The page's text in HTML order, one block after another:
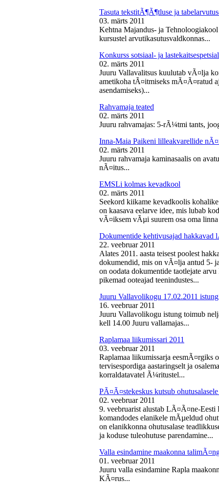
Tasuta tekstitÃ¶Ã¶tluse ja
03. märts 2011
Kehtna Majandus- ja
kursustel arvutikasutusvaldkonnas...
Konkurss sotsiaal- ja
02. märts 2011
Juuru Vallavalitsus kuulutab vÃ¤lja
ametikoha tÃ¤itmiseks mÃ¤Ã¤ratud
asendamiseks)...
Rahvamaja teated
02. märts 2011
Juuru rahvamajas: 5-rÃ¼tmi tants,
Inna-Maia Paikeni lilleakvarellide
02. märts 2011
Juuru rahvamaja kaminasaalis on
nÃ¤itus...
EMSLi kolmas kevadkool
02. märts 2011
Seekord kiikame kevadkoolis
on kaasava eelarve idee, mis lubab
vÃ¤iksem vÃµi suurem osa oma
Dokumentide kehtivusajad hakkavad
22. veebruar 2011
Alates 2011. aasta teisest poolest
dokumendid, mis on vÃ¤lja antud 5-
on oodata dokumentide taotlejate
pikemad ooteajad teenindustes...
Juuru Vallavolikogu 17.02.2011 istung
16. veebruar 2011
Juuru Vallavolikogu istung toimub
kell 14.00 Juuru vallamajas...
Raplamaa liikumissari 2011
03. veebruar 2011
Raplamaa liikumissarja eesmÃ¤rgiks
tervisespordiga aastaringselt ja
korraldatavatel Ã¼ritustel...
PÃ¤Ã¤stekeskus kutsub
02. veebruar 2011
9. veebruarist alustab LÃ¤Ã¤ne-
komandodes elanikele mÃµeldud
on elanikkonna ohutusalase
ja koduse tuleohutuse parendamine...
Valla esindamine maakonna
01. veebruar 2011
Juuru valla esindamine Rapla
KÃ¤rus...